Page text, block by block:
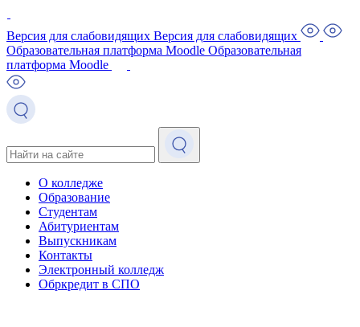
Версия для слабовидящих Версия для слабовидящих
Образовательная платформа Moodle Образовательная
платформа Moodle
О колледже
Образование
Студентам
Абитуриентам
Выпускникам
Контакты
Электронный колледж
Обркредит в СПО